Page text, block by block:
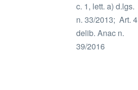
c. 1, lett. a) d.lgs.
n. 33/2013; Art. 4
delib. Anac n.
39/2016